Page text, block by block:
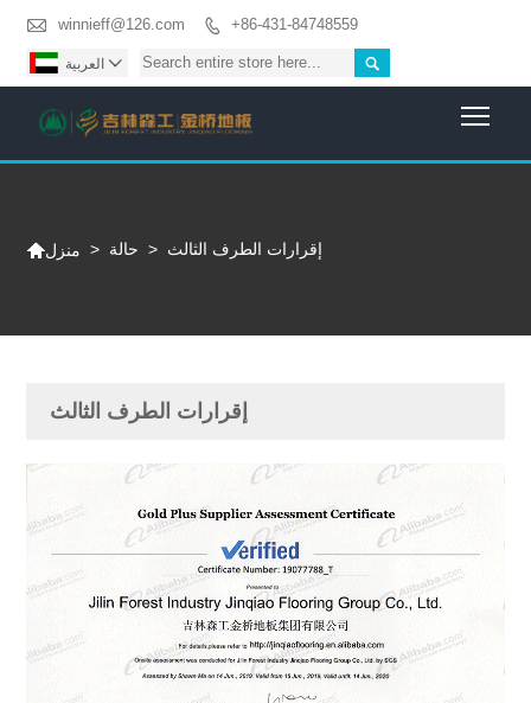
 winnieff@126.com  +86-431-84748559
 العربية 
منزل > حالة > إقرارات الطرف الثالث
إقرارات الطرف الثالث